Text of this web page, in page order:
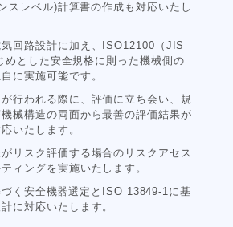
スレベル)計算書の作成も対応いたし
回路設計に加え、ISO12100（JIS
めとした安全規格に則った機械側の
に実施可能です。
行われる際に、評価に立ち会い、規
械構造の両面から最善の評価結果が
いたします。
リスク評価する場合のリスクアセス
ィングを実施いたします。
づく安全機器選定とISO 13849-1に基
に対応いたします。